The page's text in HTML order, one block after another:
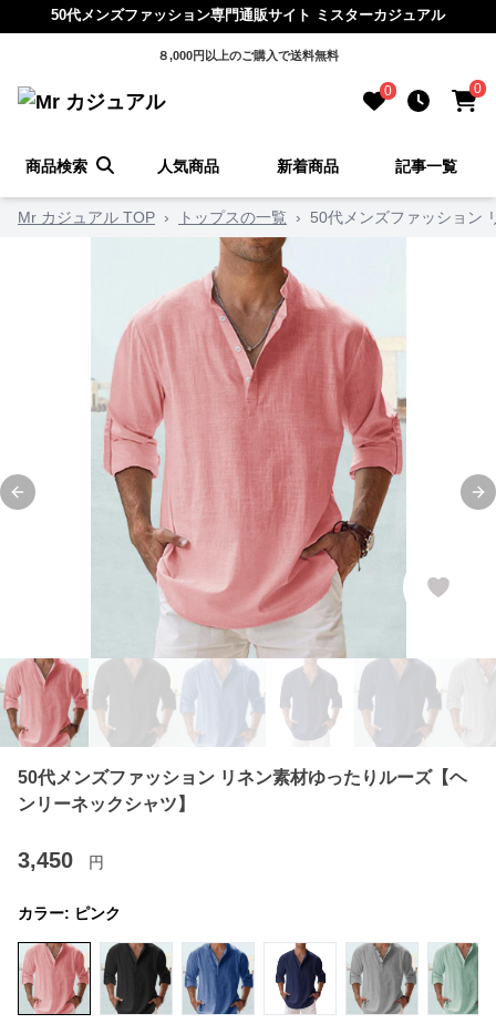
50代メンズファッション専門通販サイト ミスターカジュアル
８,000円以上のご購入で送料無料
0 0
商品検索 人気商品 新着商品 記事一覧
Mr カジュアル TOP › トップスの一覧 › 50代メンズファッション
Previous slide
50代メンズファッション リネン素材ゆったりルーズ【ヘ
ンリーネックシャツ】
3,450 円
カラー: ピンク